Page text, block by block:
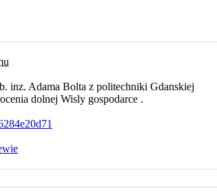
inz. Adama Bolta z politechniki Gdanskiej
dolnej Wisly gospodarce .